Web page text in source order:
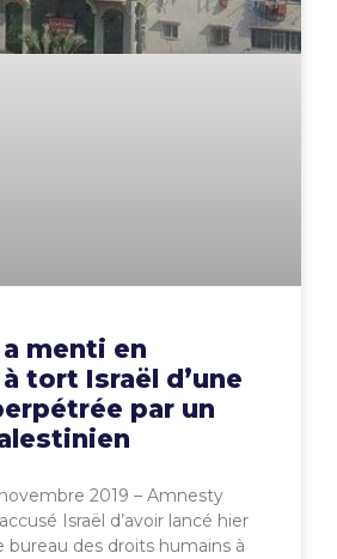
menti en
tort Israël d’une
par un
2019 – Amnesty
Israël d’avoir lancé hier
bureau des droits humains à